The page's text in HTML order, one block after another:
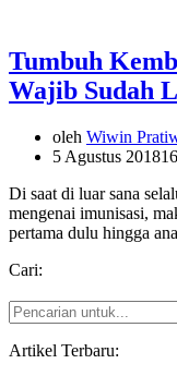
Tumbuh
Wajib Sudah
oleh Wiwin
5 Agustus 2018
Di saat di luar sana
mengenai imunisasi,
pertama dulu hingga
Cari:
Pencarian
untuk...
Artikel Terbaru: